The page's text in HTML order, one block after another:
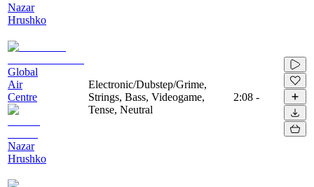
Nazar
Hrushko
Global
Air
Centre
Nazar
Hrushko
Electronic/Dubstep/Grime,
Strings, Bass, Videogame,
Tense, Neutral
2:08 -